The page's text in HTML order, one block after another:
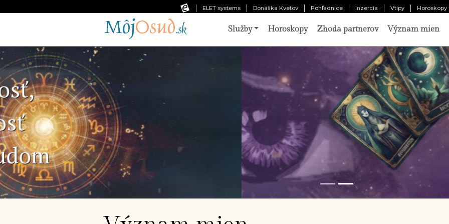
ELET systems Donáška Kvetov Pohľadnice Inzercia Vtipy Horoskopy
Služby Horoskopy Zhoda partnerov Význam mien
Čo vám pripravil osud?
Nechajte tri karty prehovoriť o vašej minulosti,
prítomnosti a budúcnosti. Výklad pripravený
odborníkom.
Odhaliť
Predchádzajúca snímka